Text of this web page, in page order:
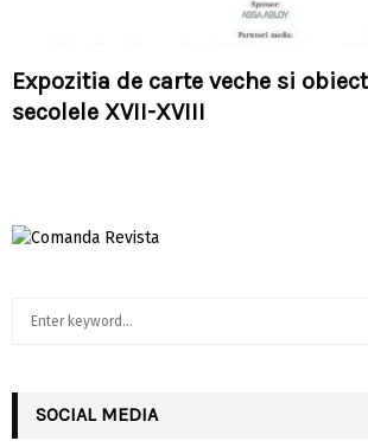
Expozitia de carte veche si
secolele XVII-XVIII
h
SOCIAL MEDIA